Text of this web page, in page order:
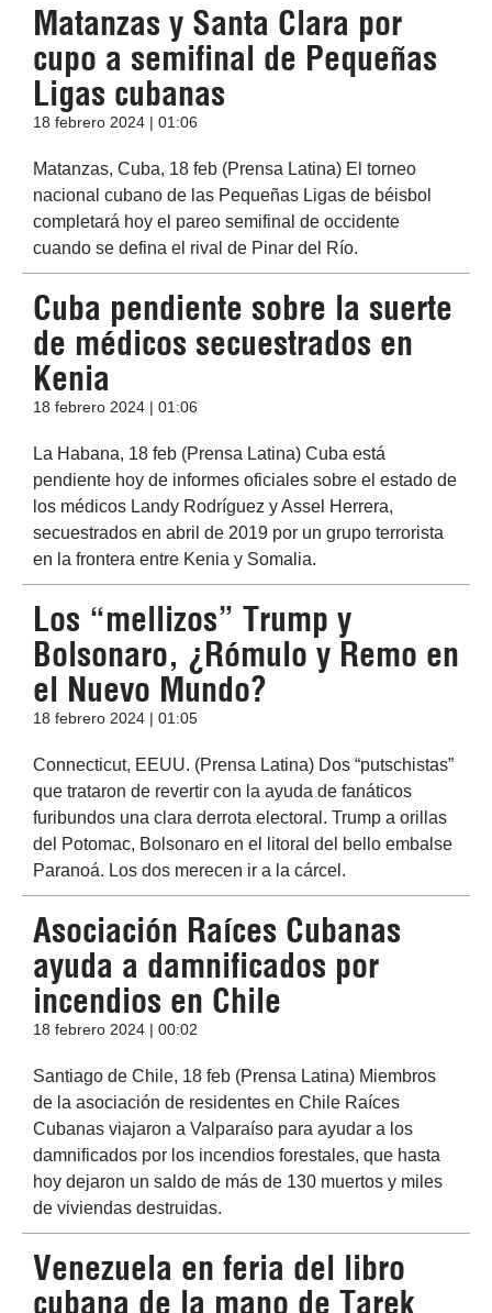
Matanzas y Santa Clara por
cupo a semifinal de Pequeñas
Ligas cubanas
18 febrero 2024 | 01:06
Matanzas, Cuba, 18 feb (Prensa Latina) El torneo
nacional cubano de las Pequeñas Ligas de béisbol
completará hoy el pareo semifinal de occidente
cuando se defina el rival de Pinar del Río.
Cuba pendiente sobre la suerte
de médicos secuestrados en
Kenia
18 febrero 2024 | 01:06
La Habana, 18 feb (Prensa Latina) Cuba está
pendiente hoy de informes oficiales sobre el estado de
los médicos Landy Rodríguez y Assel Herrera,
secuestrados en abril de 2019 por un grupo terrorista
en la frontera entre Kenia y Somalia.
Los “mellizos” Trump y
Bolsonaro, ¿Rómulo y Remo en
el Nuevo Mundo?
18 febrero 2024 | 01:05
Connecticut, EEUU. (Prensa Latina) Dos “putschistas”
que trataron de revertir con la ayuda de fanáticos
furibundos una clara derrota electoral. Trump a orillas
del Potomac, Bolsonaro en el litoral del bello embalse
Paranoá. Los dos merecen ir a la cárcel.
Asociación Raíces Cubanas
ayuda a damnificados por
incendios en Chile
18 febrero 2024 | 00:02
Santiago de Chile, 18 feb (Prensa Latina) Miembros
de la asociación de residentes en Chile Raíces
Cubanas viajaron a Valparaíso para ayudar a los
damnificados por los incendios forestales, que hasta
hoy dejaron un saldo de más de 130 muertos y miles
de viviendas destruidas.
Venezuela en feria del libro
cubana de la mano de Tarek